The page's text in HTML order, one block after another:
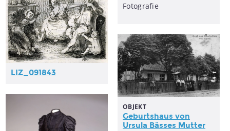
Fotografie
LIZ_091843
OBJEKT
Geburtshaus von
Ursula Bässes Mutter